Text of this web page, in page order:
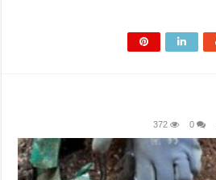
0
372